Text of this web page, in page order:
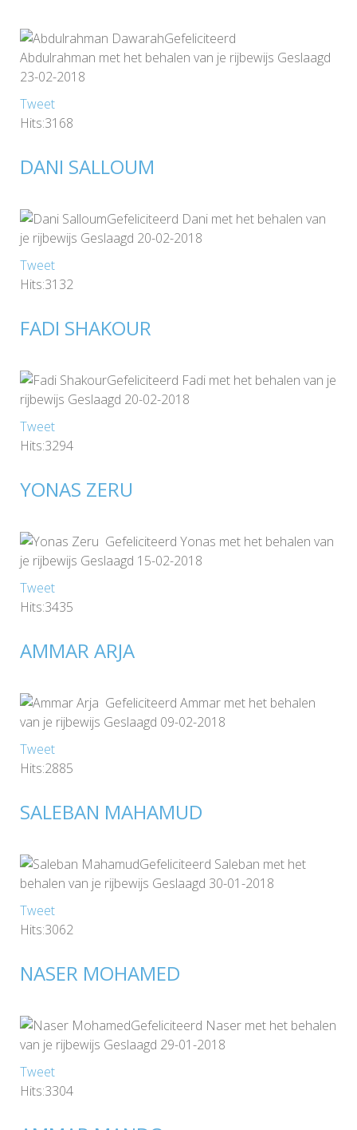
Gefeliciteerd
Abdulrahman met het behalen van je rijbewijs Geslaagd
23-02-2018
Tweet
Hits:3168
DANI SALLOUM
Gefeliciteerd Dani met het behalen van
je rijbewijs Geslaagd 20-02-2018
Tweet
Hits:3132
FADI SHAKOUR
Gefeliciteerd Fadi met het behalen van je
rijbewijs Geslaagd 20-02-2018
Tweet
Hits:3294
YONAS ZERU
Gefeliciteerd Yonas met het behalen van
je rijbewijs Geslaagd 15-02-2018
Tweet
Hits:3435
AMMAR ARJA
Gefeliciteerd Ammar met het behalen
van je rijbewijs Geslaagd 09-02-2018
Tweet
Hits:2885
SALEBAN MAHAMUD
Gefeliciteerd Saleban met het
behalen van je rijbewijs Geslaagd 30-01-2018
Tweet
Hits:3062
NASER MOHAMED
Gefeliciteerd Naser met het behalen
van je rijbewijs Geslaagd 29-01-2018
Tweet
Hits:3304